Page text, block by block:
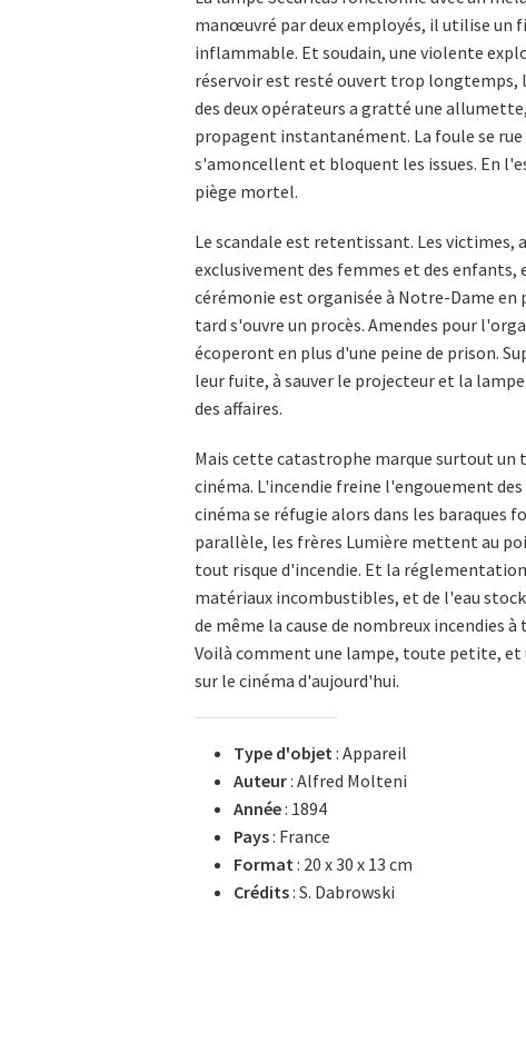
manœuvré par deux employés, il utilise
inflammable. Et soudain, une violente
réservoir est resté ouvert trop longtemps,
des deux opérateurs a gratté une
propagent instantanément. La foule se
s'amoncellent et bloquent les issues. En
piège mortel.
Le scandale est retentissant. Les
exclusivement des femmes et des
cérémonie est organisée à Notre-Dame en
tard s'ouvre un procès. Amendes pour
écoperont en plus d'une peine de prison.
leur fuite, à sauver le projecteur et la
des affaires.
Mais cette catastrophe marque surtout
cinéma. L'incendie freine l'engouement
cinéma se réfugie alors dans les baraques
parallèle, les frères Lumière mettent au
tout risque d'incendie. Et la
matériaux incombustibles, et de l'eau
de même la cause de nombreux incendies
Voilà comment une lampe, toute petite,
sur le cinéma d'aujourd'hui.
Type d'objet: Appareil
Auteur: Alfred Molteni
Année: 1894
Pays: France
Format: 20 x 30 x 13 cm
Crédits: S. Dabrowski